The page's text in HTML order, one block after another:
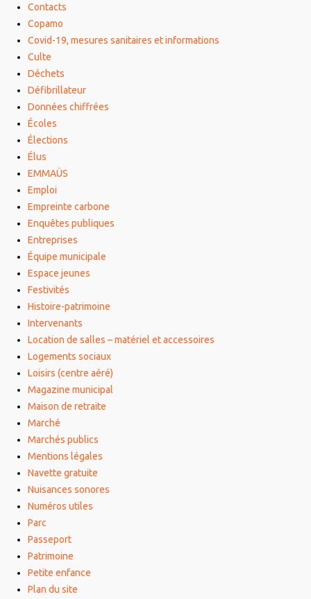
Contacts
Copamo
Covid-19, mesures sanitaires et informations
Culte
Déchets
Défibrillateur
Données chiffrées
Écoles
Élections
Élus
EMMAÜS
Emploi
Empreinte carbone
Enquêtes publiques
Entreprises
Équipe municipale
Espace jeunes
Festivités
Histoire-patrimoine
Intervenants
Location de salles – matériel et accessoires
Logements sociaux
Loisirs (centre aéré)
Magazine municipal
Maison de retraite
Marché
Marchés publics
Mentions légales
Navette gratuite
Nuisances sonores
Numéros utiles
Parc
Passeport
Patrimoine
Petite enfance
Plan du site